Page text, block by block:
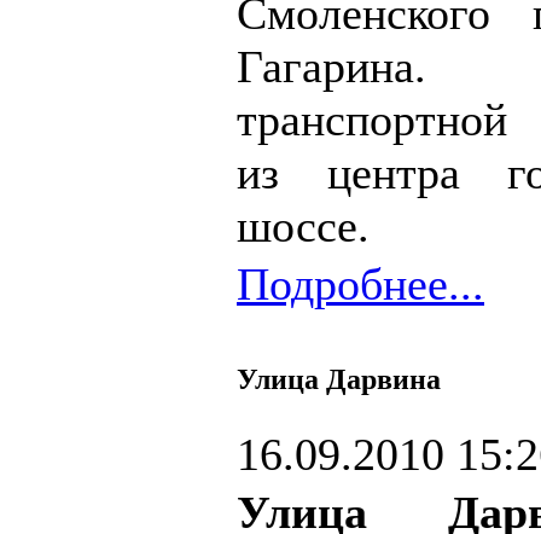
Гагарина.
из центра
шоссе.
Подробнее...
Улица Дарвина
16.09.2010
Улица